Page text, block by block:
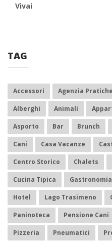
Vivai
TAG
Accessori Agenzia
Alberghi Animali
Asporto Bar Brunch
Cani Casa Vacanze
Centro Storico Chalets
Cucina Tipica Gastronomia
Hotel Lago Trasimeno
Paninoteca Pensione Cani
Pizzeria Pneumatici